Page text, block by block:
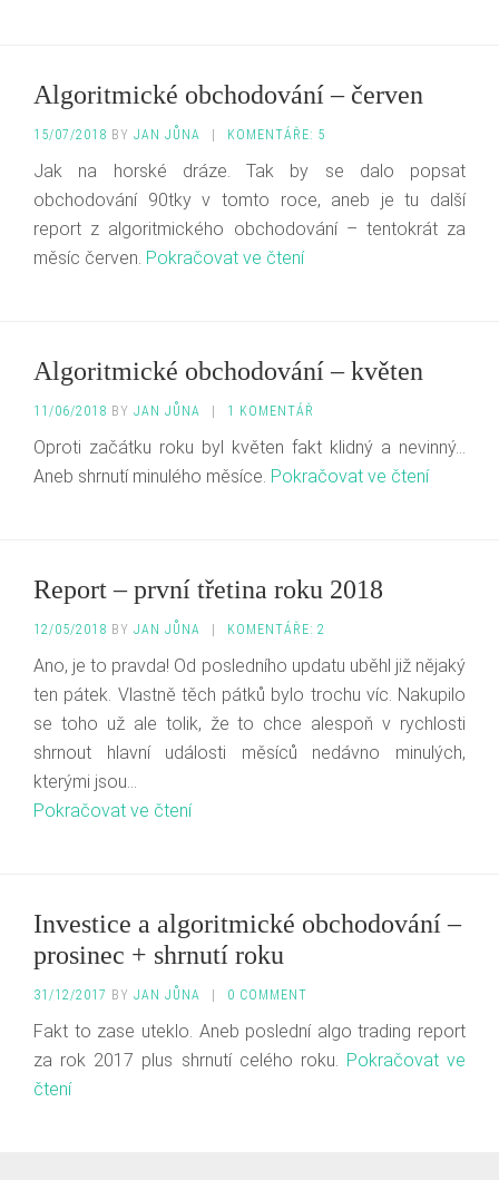
Algoritmické obchodování – červen
15/07/2018 BY JAN JŮNA KOMENTÁŘE: 5
Jak na horské dráze. Tak by se dalo popsat
obchodování 90tky v tomto roce, aneb je tu další
report z algoritmického obchodování – tentokrát za
měsíc červen. Pokračovat ve čtení
Algoritmické obchodování – květen
11/06/2018 BY JAN JŮNA 1 KOMENTÁŘ
Oproti začátku roku byl květen fakt klidný a nevinný…
Aneb shrnutí minulého měsíce. Pokračovat ve čtení
Report – první třetina roku 2018
12/05/2018 BY JAN JŮNA KOMENTÁŘE: 2
Ano, je to pravda! Od posledního updatu uběhl již nějaký
ten pátek. Vlastně těch pátků bylo trochu víc. Nakupilo
se toho už ale tolik, že to chce alespoň v rychlosti
shrnout hlavní události měsíců nedávno minulých,
kterými jsou…
Pokračovat ve čtení
Investice a algoritmické obchodování –
prosinec + shrnutí roku
31/12/2017 BY JAN JŮNA 0 COMMENT
Fakt to zase uteklo. Aneb poslední algo trading report
za rok 2017 plus shrnutí celého roku. Pokračovat ve
čtení